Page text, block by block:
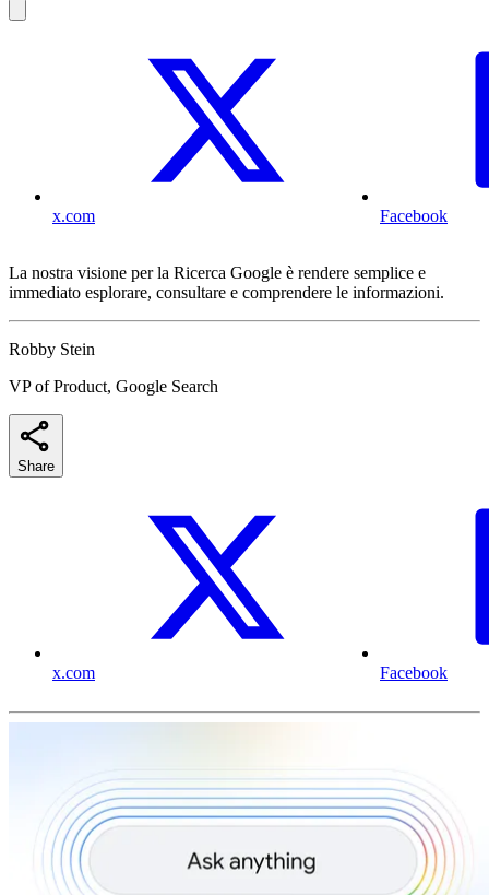
x.com Facebook
La nostra visione per la Ricerca Google è rendere semplice e
immediato esplorare, consultare e comprendere le informazioni.
Robby Stein
VP of Product, Google Search
Share
x.com Facebook